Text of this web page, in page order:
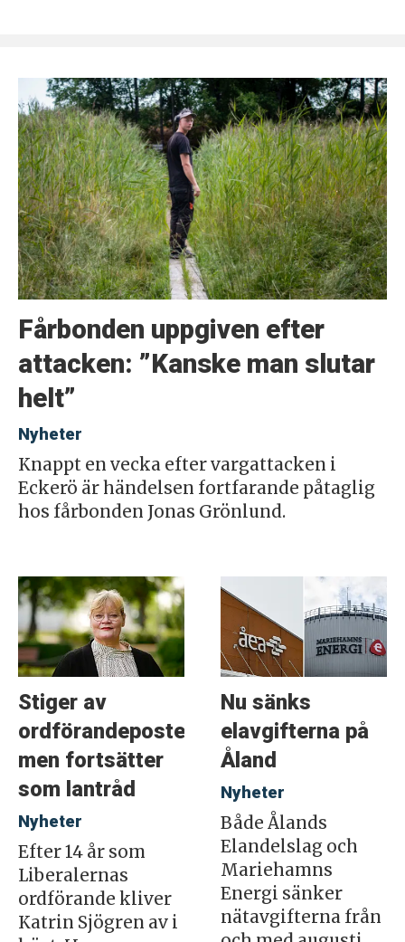
Fårbonden uppgiven efter
attacken: ”Kanske man slutar
helt”
Nyheter
Knappt en vecka efter vargattacken i
Eckerö är händelsen fortfarande påtaglig
hos fårbonden Jonas Grönlund.
Stiger av
ordförandeposten
men fortsätter
som lantråd
Nyheter
Efter 14 år som
Liberalernas
ordförande kliver
Katrin Sjögren av i
Nu sänks
elavgifterna på
Åland
Nyheter
Både Ålands
Elandelslag och
Mariehamns
Energi sänker
nätavgifterna från